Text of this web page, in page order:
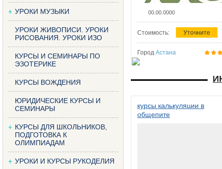
УРОКИ МУЗЫКИ
УРОКИ ЖИВОПИСИ. УРОКИ
РИСОВАНИЯ. УРОКИ ИЗО
КУРСЫ И СЕМИНАРЫ ПО
ЭЗОТЕРИКЕ
КУРСЫ ВОЖДЕНИЯ
ЮРИДИЧЕСКИЕ КУРСЫ И
СЕМИНАРЫ
КУРСЫ ДЛЯ ШКОЛЬНИКОВ,
ПОДГОТОВКА К
ОЛИМПИАДАМ
УРОКИ И КУРСЫ РУКОДЕЛИЯ
00.00.0000
Стоимость: Уточните
Город Астана
курсы калькуляции в
общепите